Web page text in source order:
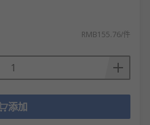
RMB155.76/件
添加